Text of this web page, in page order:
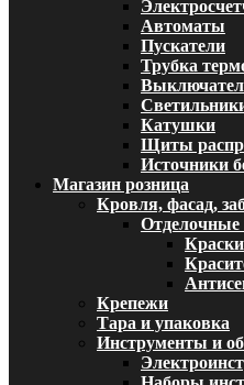
Автоматы
Пускатели
Трубка
Катушки
Щиты
Источники
Магазин розница
Кровля, фасад,
Краски
Крепежи
Тара и упаковка
Инструменты и